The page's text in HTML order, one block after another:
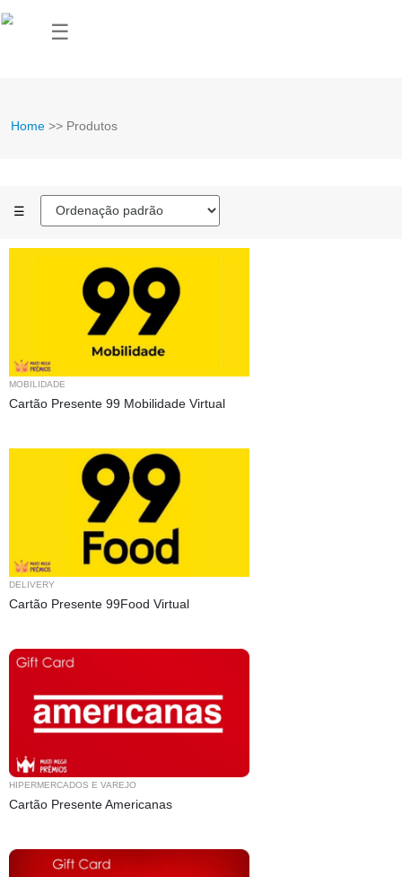
☰
Home >> Produtos
☰
MOBILIDADE
Cartão Presente 99 Mobilidade Virtual
DELIVERY
Cartão Presente 99Food Virtual
HIPERMERCADOS E VAREJO
Cartão Presente Americanas